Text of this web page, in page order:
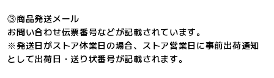
③商品発送メール
お問い合わせ伝票番号などが記載されています。
※発送日がストア休業日の場合、ストア営業日に事前出荷通知
として出荷日・送り状番号が記載されます。